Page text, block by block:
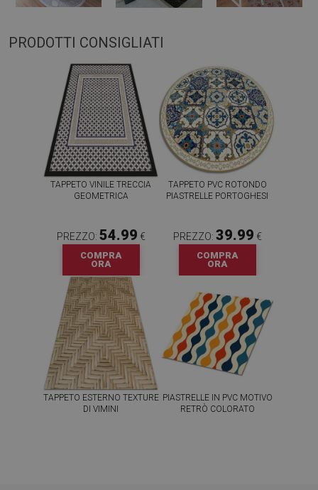
PRODOTTI CONSIGLIATI
TAPPETO VINILE TRECCIA
GEOMETRICA
PREZZO: 54.99 €
COMPRA
ORA
TAPPETO PVC ROTONDO
PIASTRELLE PORTOGHESI
PREZZO: 39.99 €
COMPRA
ORA
TAPPETO ESTERNO TEXTURE
DI VIMINI
PIASTRELLE IN PVC MOTIVO
RETRÒ COLORATO